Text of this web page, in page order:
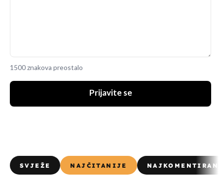
1500 znakova preostalo
Prijavite se
SVJEŽE NAJČITANIJE